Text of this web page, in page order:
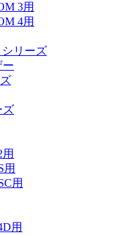
3用
4用
シリーズ
ー
ズ
用
用
用